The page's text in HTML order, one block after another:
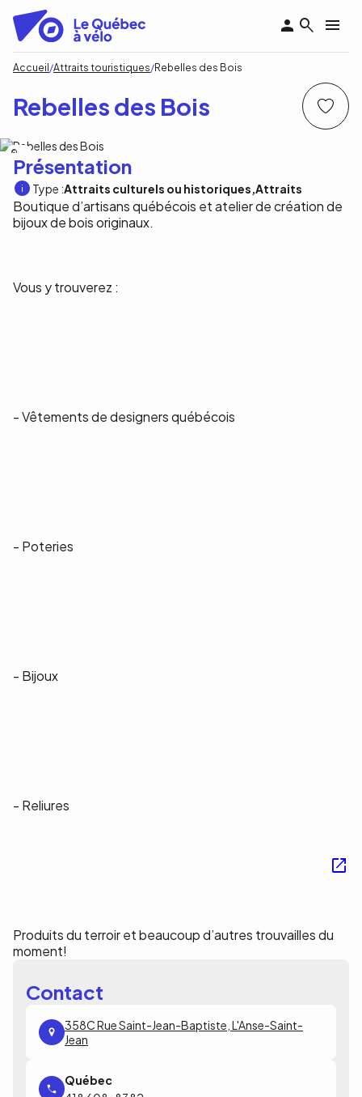
contenu
principal
Fil
d'Ariane
Accueil Attraits touristiques Rebelles des Bois
Rebelles des Bois
Présentation
Type :Attraits culturels ou historiques Attraits
Boutique d’artisans québécois et atelier de création de
bijoux de bois originaux.
Vous y trouverez :
- Vêtements de designers québécois
- Poteries
- Bijoux
- Reliures
Produits du terroir et beaucoup d’autres trouvailles du
moment!
Contact
358C Rue Saint-Jean-Baptiste, L'Anse-Saint-
Jean